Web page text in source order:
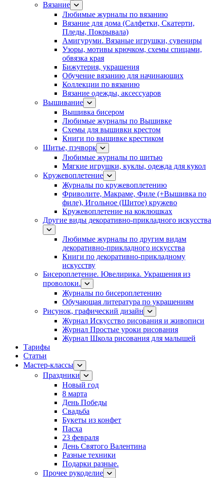
Вязание
Любимые журналы по вязанию
Вязание для дома (Салфетки, Скатерти,
Пледы, Покрывала)
Амигуруми. Вязаные игрушки, сувениры
Узоры, мотивы крючком, схемы спицами,
обвязка края
Бижутерия, украшения
Обучение вязанию для начинающих
Коллекции по вязанию
Вязание одежды, аксессуаров
Вышивание
Вышивка бисером
Любимые журналы по Вышивке
Схемы для вышивки крестом
Книги по вышивке крестиком
Шитье, пэчворк
Любимые журналы по шитью
Мягкие игрушки, куклы, одежда для кукол
Кружевоплетение
Журналы по кружевоплетению
Фриволите, Макраме, Филе (+Вышивка по
филе), Игольное (Шитое) кружево
Кружевоплетение на коклюшках
Другие виды декоративно-прикладного искусства
Любимые журналы по другим видам
декоративно-прикладного искусства
Книги по декоративно-прикладному
искусству
Бисероплетение. Ювелирика. Украшения из
проволоки.
Журналы по бисероплетению
Обучающая литература по украшениям
Рисунок, графический дизайн
Журнал Искусство рисования и живописи
Журнал Простые уроки рисования
Журнал Школа рисования для малышей
Тарифы
Статьи
Мастер-классы
Праздники
Новый год
8 марта
День Победы
Свадьба
Букеты из конфет
Пасха
23 февраля
День Святого Валентина
Разные техники
Подарки разные.
Прочее рукоделие